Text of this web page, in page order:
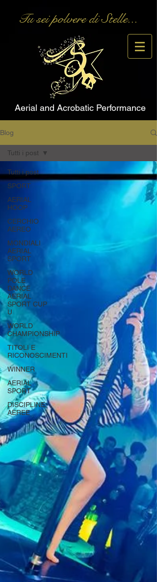
Tu sei polvere di Stelle...
Aerial and Acrobatic Performance
Blog
Tutti i post
SPORT
AERIAL
HOOP
CERCHIO
AEREO
MONDIALI
AERIAL
SPORT
WORLD
POLE
DANCE
AERIAL
SPORT CUP
U
WORLD
CHAMPIONSHIP
TITOLI E
RICONOSCIMENTI
WINNER
AERIAL
SPORT
DISCIPLINE
AEREE
Tutti i post